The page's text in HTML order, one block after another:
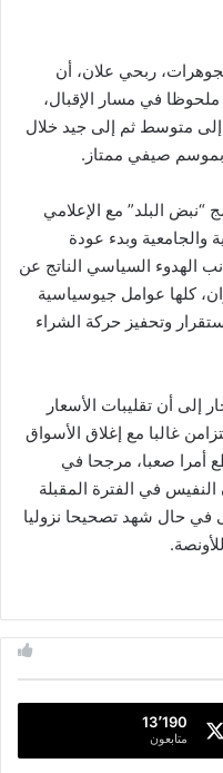
ربحي علان، أن
في مسار الإقبال،
متوسط ثم إلى جيد خلال
بموسم صيفي ممتاز.
“نبض البلد” مع الإعلامي
والجامعية وبدء عودة
الهدوء السياسي الناتج عن
كلها عوامل جيوسياسية
وتحفيز حركة الشراء
إلى أن تقليبات الأسعار
غالبا مع إغلاق الأسواق
أمرا صعبا، مرجحا في
النفيس في الفترة المقبلة
في حال شهد تصحيحا نزوليا
13٬190
متابعون